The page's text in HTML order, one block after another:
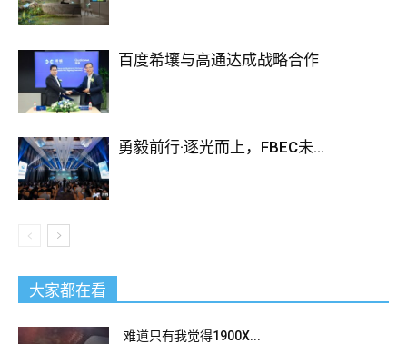
百度希壤与高通达成战略合作
勇毅前行·逐光而上，FBEC未...
大家都在看
难道只有我觉得1900X...